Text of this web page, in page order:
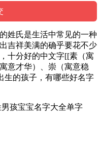
姓氏是生活中常见的一种
吉祥美满的确乎要花不少
十分好的中文字[[素（寓
意才华）、崇（寓意稳
生的孩子，有哪些好名字